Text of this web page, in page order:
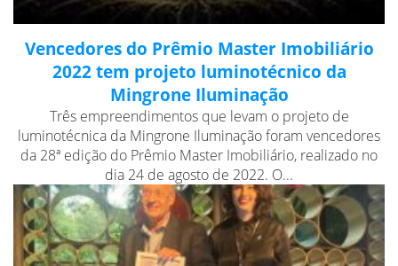
Vencedores do Prêmio Master Imobiliário
2022 tem projeto luminotécnico da
Mingrone Iluminação
Três empreendimentos que levam o projeto de
luminotécnica da Mingrone Iluminação foram vencedores
da 28ª edição do Prêmio Master Imobiliário, realizado no
dia 24 de agosto de 2022. O...